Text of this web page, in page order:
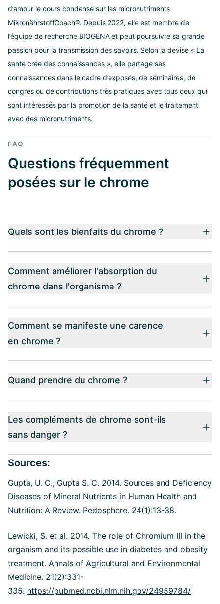
d’amour le cours condensé sur les micronutriments
MikronährstoffCoach®. Depuis 2022, elle est membre de
l’équipe de recherche BIOGENA et peut poursuivre sa grande
passion pour la transmission des savoirs. Selon la devise « La
santé crée des connaissances », elle partage ses
connaissances dans le cadre d’exposés, de séminaires, de
congrès ou de contributions très pratiques avec tous ceux qui
sont intéressés par la promotion de la santé et le traitement
avec des micronutriments.
FAQ
Questions fréquemment
posées sur le chrome
Quels sont les bienfaits du chrome ?
Comment améliorer l'absorption du
chrome dans l'organisme ?
Comment se manifeste une carence
en chrome ?
Quand prendre du chrome ?
Les compléments de chrome sont-ils
sans danger ?
Sources:
Gupta, U. C., Gupta S. C. 2014. Sources and Deficiency
Diseases of Mineral Nutrients in Human Health and
Nutrition: A Review. Pedosphere. 24(1):13-38.
Lewicki, S. et al. 2014. The role of Chromium III in the
organism and its possible use in diabetes and obesity
treatment. Annals of Agricultural and Environmental
Medicine. 21(2):331-
335. https://pubmed.ncbi.nlm.nih.gov/24959784/